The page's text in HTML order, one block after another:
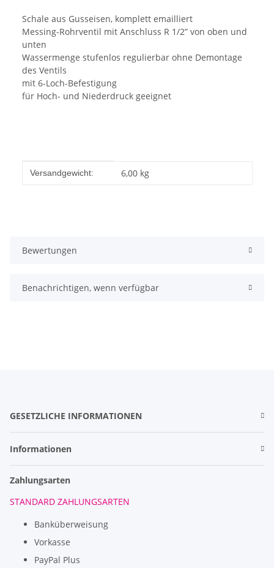
Schale aus Gusseisen, komplett emailliert
Messing-Rohrventil mit Anschluss R 1/2” von oben und
unten
Wassermenge stufenlos regulierbar ohne Demontage
des Ventils
mit 6-Loch-Befestigung
für Hoch- und Niederdruck geeignet
Produkteigenschaft
Wert
Versandgewicht: 6,00 kg
Bewertungen
Benachrichtigen, wenn verfügbar
GESETZLICHE INFORMATIONEN
Informationen
Zahlungsarten
STANDARD ZAHLUNGSARTEN
Banküberweisung
Vorkasse
PayPal Plus